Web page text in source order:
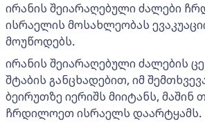
ირანის შეიარაღებული ძალები
ისრაელის მოსახლეობას
მოუწოდებს.
ირანის შეიარაღებული ძალების
შტაბის განცხადებით, იმ
ბეირუთზე იერიშს მიიტანს, მაშინ
ჩრდილოეთ ისრაელს დაარტყამს.